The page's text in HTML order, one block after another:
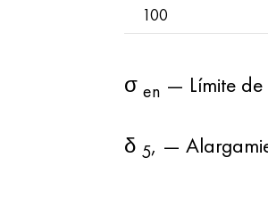
100
σ en — Límite
δ 5, —